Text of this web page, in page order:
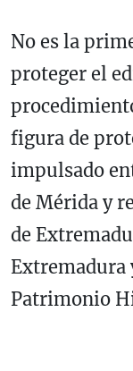
No es la
proteger el
figura de
impulsado
de Mérida y
de
Extremadura
Patrimonio